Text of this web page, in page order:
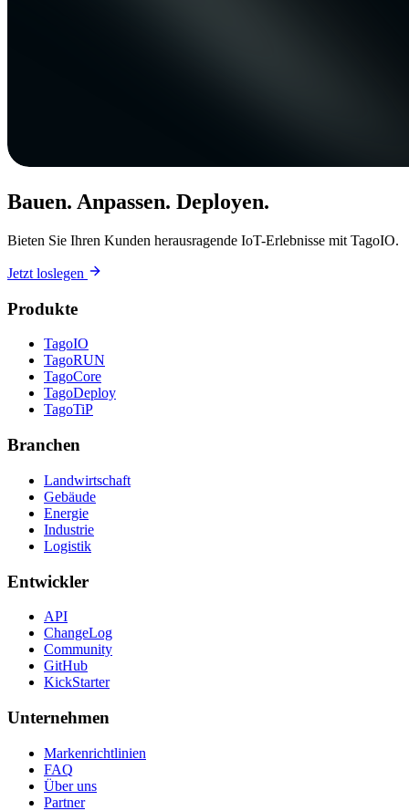
Bauen. Anpassen. Deployen.
Bieten Sie Ihren Kunden herausragende IoT-Erlebnisse mit TagoIO.
Jetzt loslegen
Produkte
TagoIO
TagoRUN
TagoCore
TagoDeploy
TagoTiP
Branchen
Landwirtschaft
Gebäude
Energie
Industrie
Logistik
Entwickler
API
ChangeLog
Community
GitHub
KickStarter
Unternehmen
Markenrichtlinien
FAQ
Über uns
Partner